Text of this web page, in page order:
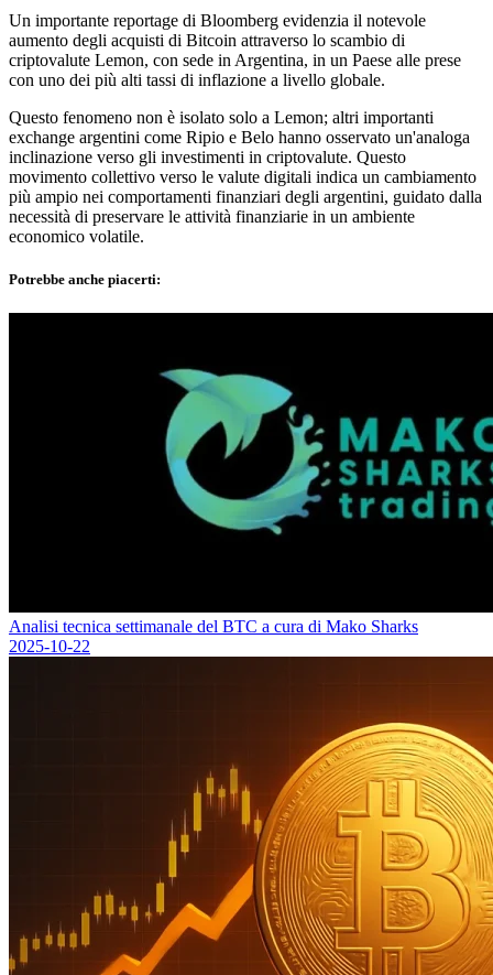
Un importante reportage di Bloomberg evidenzia il notevole
aumento degli acquisti di Bitcoin attraverso lo scambio di
criptovalute Lemon, con sede in Argentina, in un Paese alle prese
con uno dei più alti tassi di inflazione a livello globale.
Questo fenomeno non è isolato solo a Lemon; altri importanti
exchange argentini come Ripio e Belo hanno osservato un'analoga
inclinazione verso gli investimenti in criptovalute. Questo
movimento collettivo verso le valute digitali indica un cambiamento
più ampio nei comportamenti finanziari degli argentini, guidato dalla
necessità di preservare le attività finanziarie in un ambiente
economico volatile.
Potrebbe anche piacerti:
Analisi tecnica settimanale del BTC a cura di Mako Sharks
2025-10-22